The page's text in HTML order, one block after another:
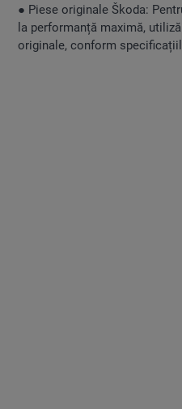
● Piese originale Škoda:
la performanță maximă,
originale, conform